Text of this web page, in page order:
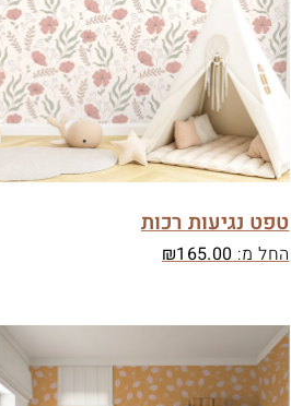
טפט נגיעות רכות
החל מ: ₪165.00